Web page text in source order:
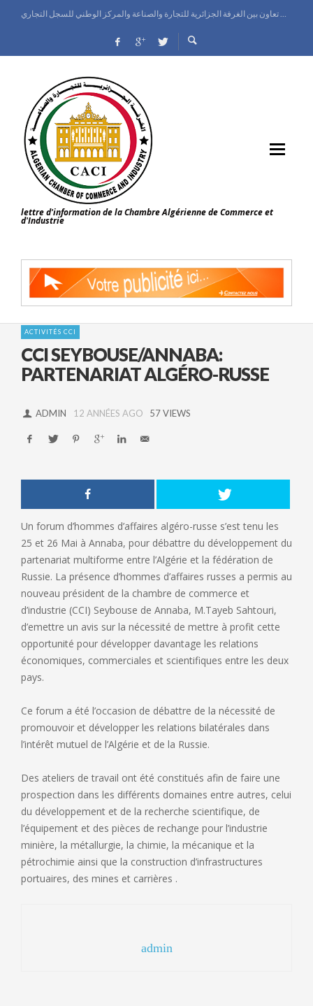
الغرفة الجزائرية للتجارة والصناعة تنظم يوم إعلامي حول الملكية الصناعية على الصعيد الدولي
معرض الجزائر الدولي ينطلق بقصر المعارض وإسبانيا ضيف شرف الطبعة
lettre d'information de la Chambre Algérienne de Commerce et
d'Industrie
ACTIVITÉS CCI
CCI SEYBOUSE/ANNABA:
PARTENARIAT ALGÉRO-RUSSE
ADMIN 12 ANNÉES AGO 57 VIEWS
Un forum d’hommes d’affaires algéro-russe s’est tenu les
25 et 26 Mai à Annaba, pour débattre du développement du
partenariat multiforme entre l’Algérie et la fédération de
Russie. La présence d’hommes d’affaires russes a permis au
nouveau président de la chambre de commerce et
d’industrie (CCI) Seybouse de Annaba, M.Tayeb Sahtouri,
d’emettre un avis sur la nécessité de mettre à profit cette
opportunité pour développer davantage les relations
économiques, commerciales et scientifiques entre les deux
pays.
Ce forum a été l’occasion de débattre de la nécessité de
promouvoir et développer les relations bilatérales dans
l’intérêt mutuel de l’Algérie et de la Russie.
Des ateliers de travail ont été constitués afin de faire une
prospection dans les différents domaines entre autres, celui
du développement et de la recherche scientifique, de
l’équipement et des pièces de rechange pour l’industrie
minière, la métallurgie, la chimie, la mécanique et la
pétrochimie ainsi que la construction d’infrastructures
portuaires, des mines et carrières .
admin